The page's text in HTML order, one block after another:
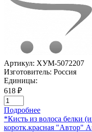
Артикул: ХУМ-5072207
Изготовитель: Россия
Единицы:
618 ₽
Подробнее
*Кисть из волоса
коротк.красная